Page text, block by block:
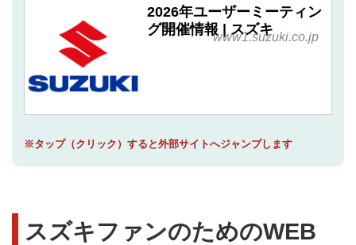
2026年ユーザーミーティン
グ開催情報 | スズキ
www1.suzuki.co.jp
※タップ（クリック）すると外部サイトへジャンプします
スズキファンのためのWEB